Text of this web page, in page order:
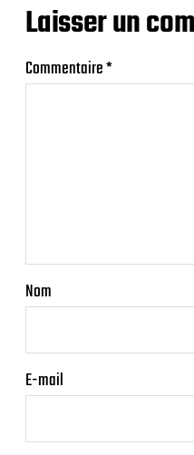
Laisser un
Commentaire*
Nom
E-mail